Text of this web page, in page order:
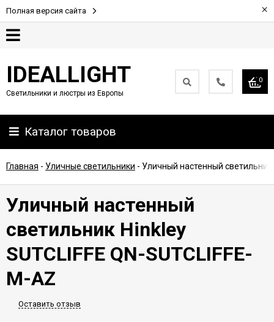
Полная версия сайта ×
Партнерам
Доставка
IDEALLIGHT
Светильники и люстры из Европы
0
Каталог товаров
Главная - Уличные светильники - Уличный настенный светильник
Уличный настенный
светильник Hinkley
SUTCLIFFE QN-SUTCLIFFE-
M-AZ
Оставить отзыв